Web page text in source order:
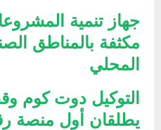
جهاز تنمية
مكثفة بالمناطق
المحلي
التوكيل دوت كوم
يطلقان أول منصة